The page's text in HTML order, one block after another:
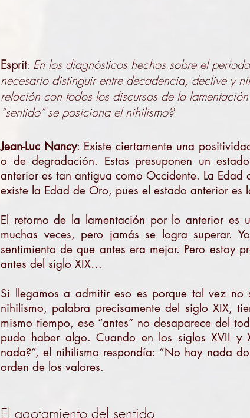
Esprit: En los diagnósticos hechos sobre el
necesario distinguir entre decadencia, declive y
relación con todos los discursos de la
“sentido” se posiciona el nihilismo?
Jean-Luc Nancy: Existe ciertamente una
o de degradación. Estas presuponen un
anterior es tan antigua como Occidente. La
existe la Edad de Oro, pues el estado anterior es
El retorno de la lamentación por lo anterior es
muchas veces, pero jamás se logra superar.
sentimiento de que antes era mejor. Pero estoy
antes del siglo XIX…
Si llegamos a admitir eso es porque tal vez
nihilismo, palabra precisamente del siglo XIX,
mismo tiempo, ese “antes” no desaparece del
pudo haber algo. Cuando en los siglos XVII y
nada?”, el nihilismo respondía: “No hay nada
orden de los valores.
El agotamiento del sentido